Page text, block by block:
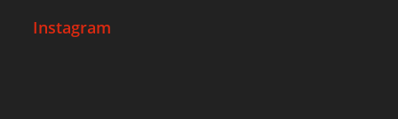
Instagram